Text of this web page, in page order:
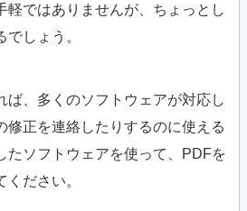
軽ではありませんが、ちょっとし
しょう。
ば、多くのソフトウェアが対応し
修正を連絡したりするのに使える
たソフトウェアを使って、PDFを
ださい。